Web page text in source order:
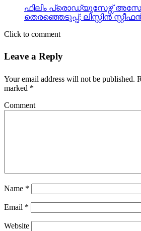
ഫിലിം പ്രൊഡ്യൂസേഴ്സ്
തെരഞ്ഞെടുപ്പ്; ലിസ്റ്റിന്‍
Click to comment
Leave a Reply
Your email address will not be published.
marked *
Comment
Name *
Email *
Website